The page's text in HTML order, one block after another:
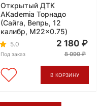
Открытый ДТК
AKademia Торнадо
(Сайга, Вепрь, 12
калибр, M22x0.75)
5.0
Под заказ
2 180
8 090
В КОРЗИНУ